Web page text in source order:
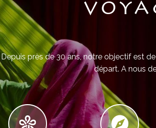
Depuis près de 30 ans, notre objectif est
départ. A nous